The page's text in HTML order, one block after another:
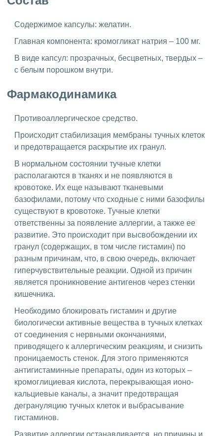
Содержимое капсулы: желатин.
Главная компонента: кромогликат натрия – 100 мг.
В виде капсул: прозрачных, бесцветных, твердых –
с белым порошком внутри.
Фармакодинамика
Противоаллергическое средство.
Происходит стабилизация мембраны тучных клеток
и предотвращается раскрытие их гранул.
В нормальном состоянии тучные клетки
располагаются в тканях и не появляются в
кровотоке. Их еще называют тканевыми
базофилами, потому что сходные с ними базофилы
существуют в кровотоке. Тучные клетки
ответственны за появление аллергии, а также ее
развитие. Это происходит при высвобождении их
гранул (содержащих, в том числе гистамин) по
разным причинам, что, в свою очередь, включает
гиперчувствительные реакции. Одной из причин
является проникновение антигенов через стенки
кишечника.
Необходимо блокировать гистамин и другие
биологически активные вещества в тучных клетках
от соединения с нервными окончаниями,
приводящего к аллергическим реакциям, и снизить
проницаемость стенок. Для этого применяются
антигистаминные препараты, один из которых –
кромоглициевая кислота, перекрывающая ионо-
кальциевые каналы, а значит предотвращая
дегрануляцию тучных клеток и выбрасывание
гистаминов.